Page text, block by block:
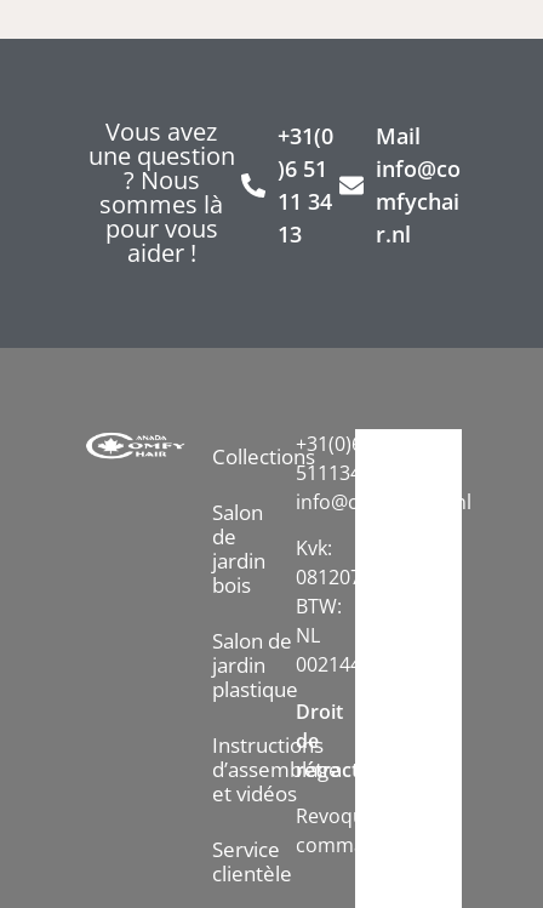
Vous avez
une question
? Nous
sommes là
pour vous
aider !
+31(0
)6 51
11 34
13
Mail
info@co
mfychai
r.nl
Collections
Salon
de
jardin
bois
Salon de
jardin
plastique
Instructions
d’assemblage
et vidéos
Service
clientèle
+31(0)6-
51113413
info@comfychair.nl
Kvk:
08120742
BTW:
NL
002144778B71
Droit
de
rétractation:
Revoquer
commande